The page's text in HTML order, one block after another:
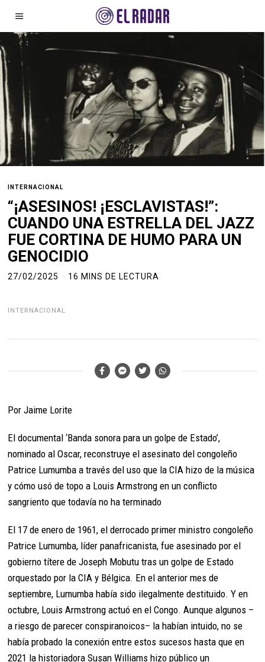
INTERNACIONAL
“¡ASESINOS! ¡ESCLAVISTAS!”:
CUANDO UNA ESTRELLA DEL JAZZ
FUE CORTINA DE HUMO PARA UN
GENOCIDIO
27/02/2025 16 MINS DE LECTURA
INTERNACIONAL
Por Jaime Lorite
El documental ‘Banda sonora para un golpe de Estado’,
nominado al Oscar, reconstruye el asesinato del congoleño
Patrice Lumumba a través del uso que la CIA hizo de la música
y cómo usó de topo a Louis Armstrong en un conflicto
sangriento que todavía no ha terminado
El 17 de enero de 1961, el derrocado primer ministro congoleño
Patrice Lumumba, líder panafricanista, fue asesinado por el
gobierno títere de Joseph Mobutu tras un golpe de Estado
orquestado por la CIA y Bélgica. En el anterior mes de
septiembre, Lumumba había sido ilegalmente destituido. Y en
octubre, Louis Armstrong actuó en el Congo. Aunque algunos –
a riesgo de parecer conspiranoicos– la habían intuido, no se
había probado la conexión entre estos sucesos hasta que en
2021 la historiadora Susan Williams hizo público un